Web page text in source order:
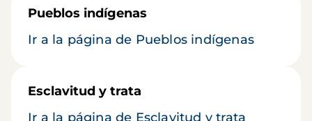
Pueblos indígenas
Ir a la página de Pueblos indígenas
Esclavitud y trata
Ir a la página de Esclavitud y trata